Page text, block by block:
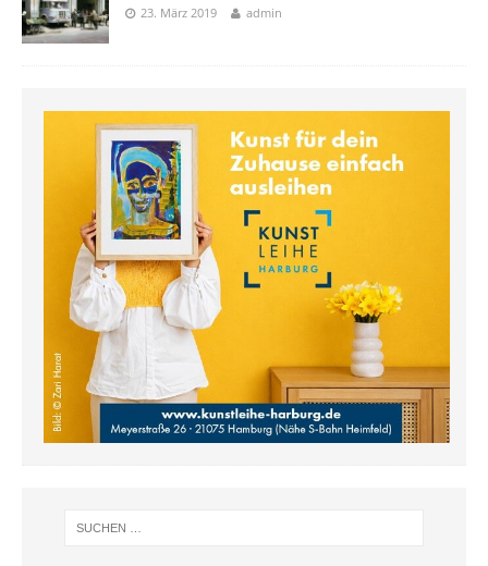
23. März 2019 admin